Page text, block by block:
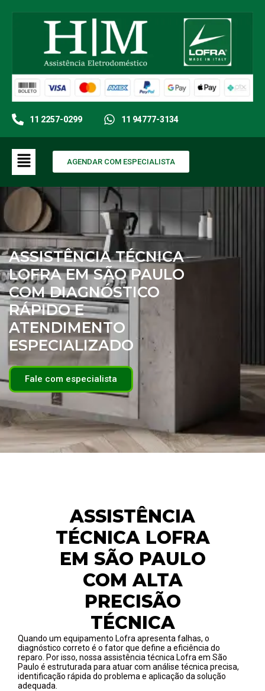
11 2257-0299 11 94777-3134
AGENDAR COM ESPECIALISTA
ASSISTÊNCIA TÉCNICA
LOFRA EM SÃO PAULO
COM DIAGNÓSTICO
RÁPIDO E
ATENDIMENTO
ESPECIALIZADO
Fale com especialista
ASSISTÊNCIA
TÉCNICA LOFRA
EM SÃO PAULO
COM ALTA
PRECISÃO
TÉCNICA
Quando um equipamento Lofra apresenta falhas, o
diagnóstico correto é o fator que define a eficiência do
reparo. Por isso, nossa assistência técnica Lofra em São
Paulo é estruturada para atuar com análise técnica precisa,
identificação rápida do problema e aplicação da solução
adequada.